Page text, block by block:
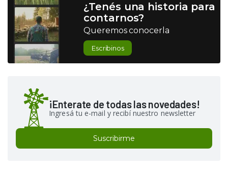
¿Tenés una historia para
contarnos?
Queremos conocerla
Escribinos
¡Enterate de todas las novedades!
Ingresá tu e-mail y recibí nuestro newsletter
Suscribirme